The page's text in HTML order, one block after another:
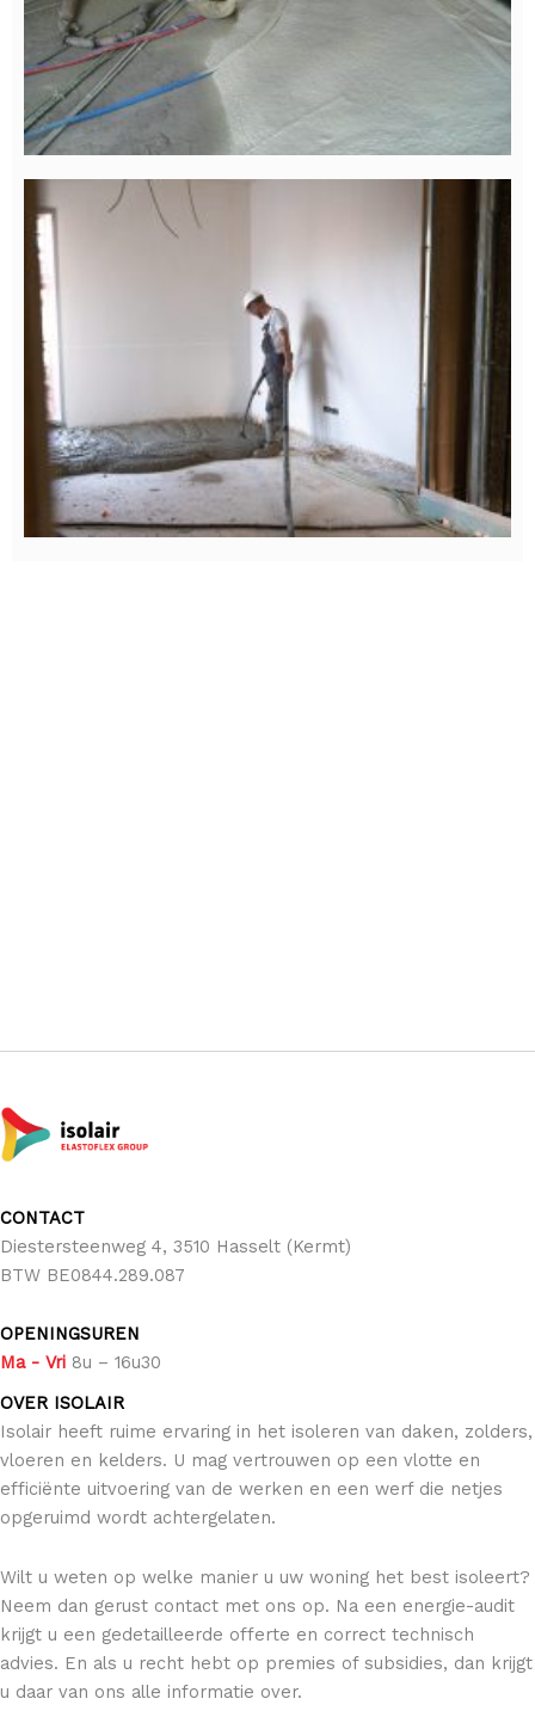
CONTACT
Diestersteenweg 4, 3510 Hasselt (Kermt)
BTW BE0844.289.087
OPENINGSUREN
Ma- Vri 8u – 16u30
OVER ISOLAIR
Isolair heeft ruime ervaring in het isoleren van daken, zolders,
vloeren en kelders. U mag vertrouwen op een vlotte en
efficiënte uitvoering van de werken en een werf die netjes
opgeruimd wordt achtergelaten.
Wilt u weten op welke manier u uw woning het best isoleert?
Neem dan gerust contact met ons op. Na een energie-audit
krijgt u een gedetailleerde offerte en correct technisch
advies. En als u recht hebt op premies of subsidies, dan krijgt
u daar van ons alle informatie over.